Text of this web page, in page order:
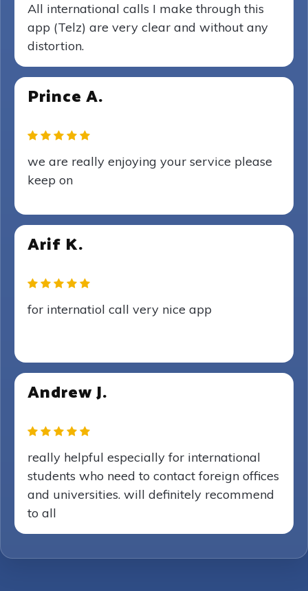
All international calls I make through this
app (Telz) are very clear and without any
distortion.
Prince A.
we are really enjoying your service please
keep on
Arif K.
for internatiol call very nice app
Andrew J.
really helpful especially for international
students who need to contact foreign offices
and universities. will definitely recommend
to all